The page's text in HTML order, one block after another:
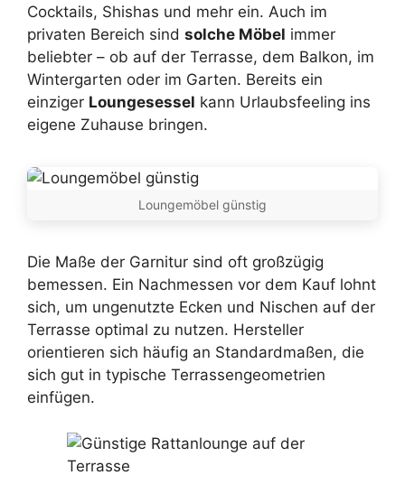
Cocktails, Shishas und mehr ein. Auch im
privaten Bereich sind solche Möbel immer
beliebter – ob auf der Terrasse, dem Balkon, im
Wintergarten oder im Garten. Bereits ein
einziger Loungesessel kann Urlaubsfeeling ins
eigene Zuhause bringen.
Loungemöbel günstig
Die Maße der Garnitur sind oft großzügig
bemessen. Ein Nachmessen vor dem Kauf lohnt
sich, um ungenutzte Ecken und Nischen auf der
Terrasse optimal zu nutzen. Hersteller
orientieren sich häufig an Standardmaßen, die
sich gut in typische Terrassengeometrien
einfügen.